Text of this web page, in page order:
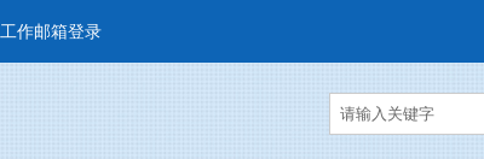
工作邮箱登录